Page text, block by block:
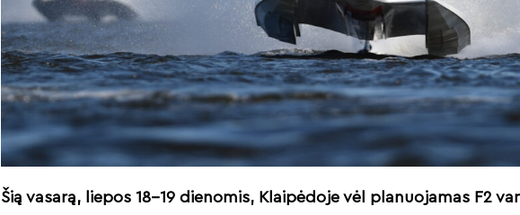
Šią vasarą, liepos 18–19 dienomis, Klaipėdoje vėl planuojamas F2